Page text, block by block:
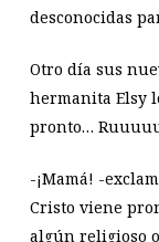
desconocidas
Otro día sus
hermanita Elsy
pronto…
-¡Mamá! -
Cristo viene
algún religioso